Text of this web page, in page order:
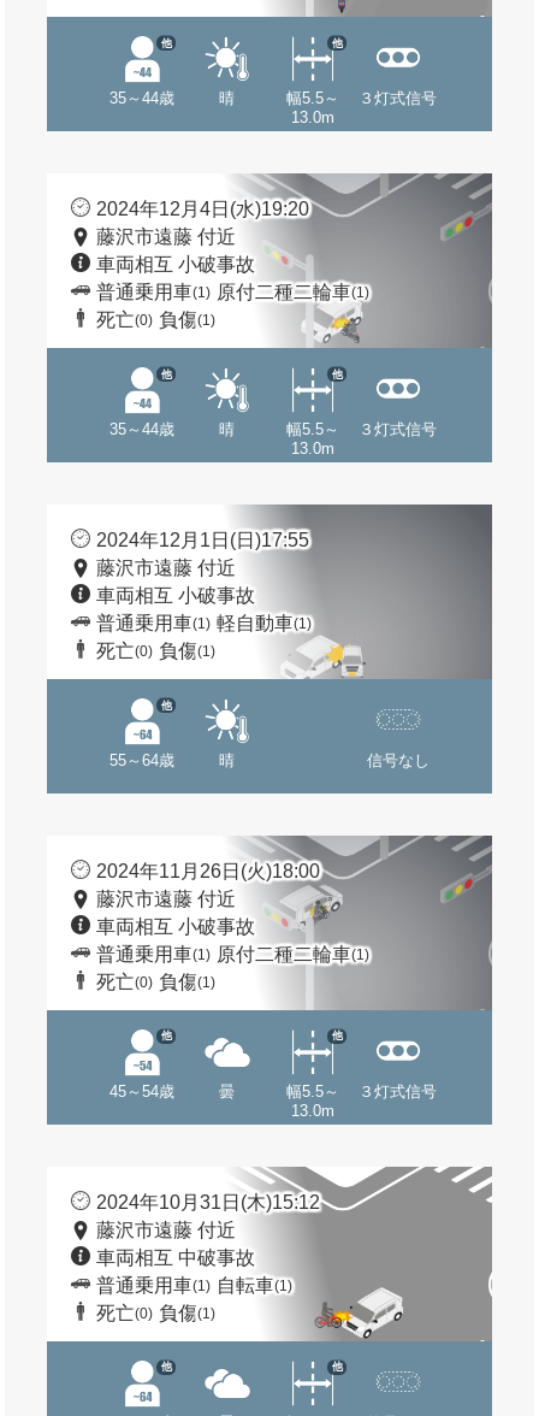
35～44歳
他
晴
幅5.5～
13.0m
他
３灯式信号
2024年12月4日(水)19:20
藤沢市遠藤 付近
車両相互 小破事故
普通乗用車(1) 原付二種二輪車(1)
死亡(0) 負傷(1)
35～44歳
他
晴
幅5.5～
13.0m
他
３灯式信号
2024年12月1日(日)17:55
藤沢市遠藤 付近
車両相互 小破事故
普通乗用車(1) 軽自動車(1)
死亡(0) 負傷(1)
55～64歳
他
晴 信号なし
2024年11月26日(火)18:00
藤沢市遠藤 付近
車両相互 小破事故
普通乗用車(1) 原付二種二輪車(1)
死亡(0) 負傷(1)
45～54歳
他
曇
幅5.5～
13.0m
他
３灯式信号
2024年10月31日(木)15:12
藤沢市遠藤 付近
車両相互 中破事故
普通乗用車(1) 自転車(1)
死亡(0) 負傷(1)
他 他